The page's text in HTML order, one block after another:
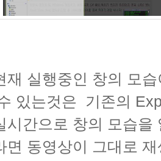
재 실행중인 창의 모
있는것은 기존의
시간으로 창의 모습
면 동영상이 그대로